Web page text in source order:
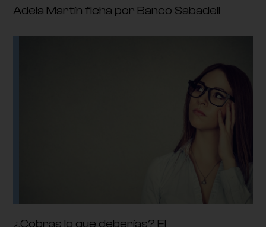
Adela Martín ficha por Banco Sabadell
¿Cobras lo que deberías? El